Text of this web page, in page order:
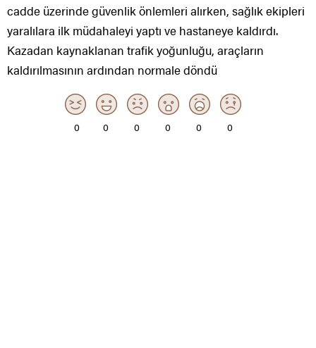
cadde üzerinde güvenlik önlemleri alırken, sağlık ekipleri
yaralılara ilk müdahaleyi yaptı ve hastaneye kaldırdı.
Kazadan kaynaklanan trafik yoğunluğu, araçların
kaldırılmasının ardından normale döndü
0 0 0 0 0 0